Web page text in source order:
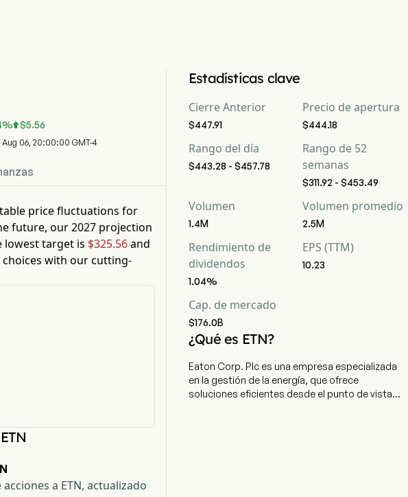
% $5.56
Aug 06, 20:00:00 GMT-4
price fluctuations for
future, our2027 projection
lowest target is $325.56and
with our cutting-
a ETN, actualizado
Estadísticas clave
Cierre Anterior
$447.91
Precio de apertura
$444.18
Rango del día
$443.28 - $457.78
Rango de 52
semanas
$311.92 - $453.49
Volumen
1.4M
Volumen promedio
2.5M
Rendimiento de
dividendos
1.04%
EPS (TTM)
10.23
Cap. de mercado
$176.0B
¿Qué es ETN?
Eaton Corp. Plc es una empresa especializada
en la gestión de la energía, que ofrece
soluciones eficientes desde el punto de vista